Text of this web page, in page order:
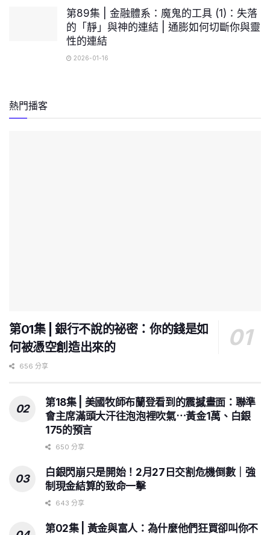
第89集 | 金融體系：魔鬼的工具 (1)：失落
的「靜」與神的連結 | 通膨如何切斷你與靈
性的連結
2026-01-16
熱門播客
第01集 | 銀行不說的祕密：你的錢是如
何被憑空創造出來的
656 分享
第18集 | 美國牧師布蘭登看到的震撼畫面：聯準
會主席滿頭大汗往泡泡裡吹氣⋯黃金1萬、白銀
175的預言
650 分享
白銀閃崩只是開始！2月27日交割危機倒數｜強
制現金結算的致命一擊
643 分享
第02集 | 黃金與富人：為什麼他們狂買卻叫你不